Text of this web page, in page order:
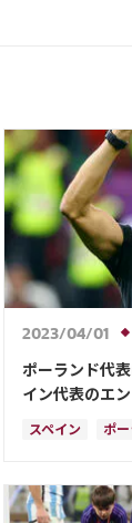
2023/04/01
ポーランド代
イン代表のエ
ァーが発覚
スペイン ポー
日本 コスタ